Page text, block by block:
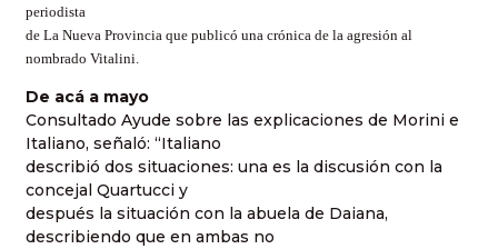
periodista
de La Nueva Provincia que publicó una crónica de la agresión al
nombrado Vitalini.
De acá a mayo
Consultado Ayude sobre las explicaciones de Morini e
Italiano, señaló: “Italiano
describió dos situaciones: una es la discusión con la
concejal Quartucci y
después la situación con la abuela de Daiana,
describiendo que en ambas no